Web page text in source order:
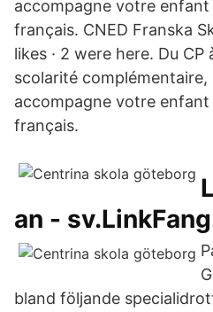
accompagne votre enfant
français. CNED Franska
likes · 2 were here. Du CP
scolarité
accompagne votre enfant
français.
an -
bland följande